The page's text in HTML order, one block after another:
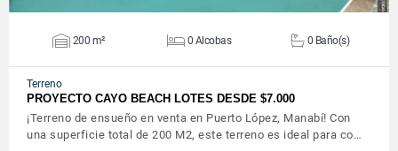
200 m² 0 Alcobas 0 Baño(s)
Terreno
PROYECTO CAYO BEACH LOTES DESDE $7.000
¡Terreno de ensueño en venta en Puerto López, Manabí! Con
una superficie total de 200 M2, este terreno es ideal para co…